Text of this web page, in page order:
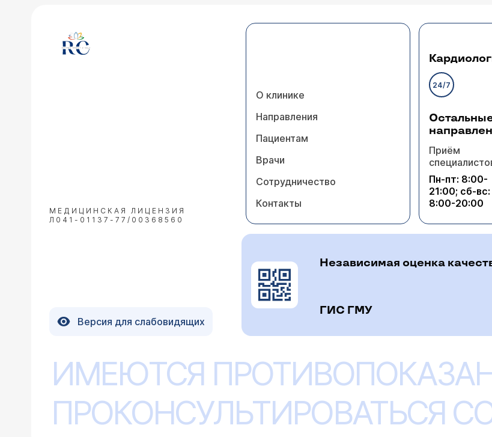
МЕДИЦИНСКАЯ ЛИЦЕНЗИЯ
Л041-01137-77/00368560
О клинике
Направления
Пациентам
Врачи
Сотрудничество
Контакты
24/7
Приём
Пн-пт: 8:00-
21:00; сб-вс:
8:00-20:00
Версия для слабовидящих
Независимая оценка
ГИС ГМУ
ИМЕЮТСЯ
ПРОКОНСУЛЬТИРОВАТЬСЯ